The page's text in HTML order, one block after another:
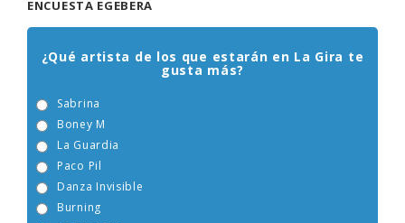
ENCUESTA EGEBERA
¿Qué artista de los que estarán en La Gira te
gusta más?
Sabrina
Boney M
La Guardia
Paco Pil
Danza Invisible
Burning